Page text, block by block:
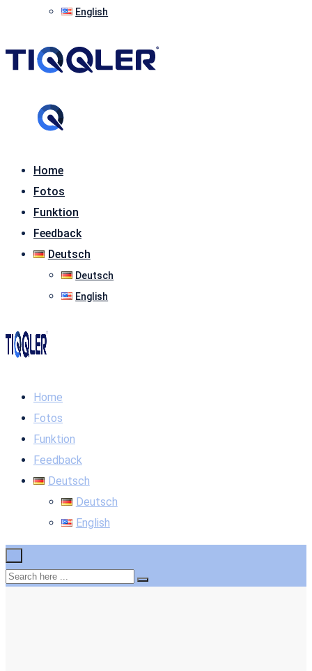
English
Home
Fotos
Funktion
Feedback
Deutsch
Deutsch
English
Home
Fotos
Funktion
Feedback
Deutsch
Deutsch
English